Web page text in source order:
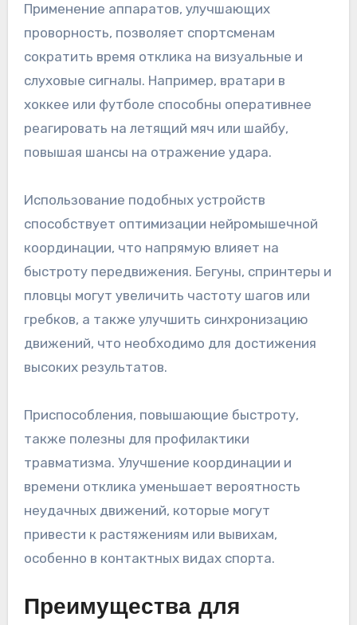
Применение аппаратов, улучшающих
проворность, позволяет спортсменам
сократить время отклика на визуальные и
слуховые сигналы. Например, вратари в
хоккее или футболе способны оперативнее
реагировать на летящий мяч или шайбу,
повышая шансы на отражение удара.
Использование подобных устройств
способствует оптимизации нейромышечной
координации, что напрямую влияет на
быстроту передвижения. Бегуны, спринтеры и
пловцы могут увеличить частоту шагов или
гребков, а также улучшить синхронизацию
движений, что необходимо для достижения
высоких результатов.
Приспособления, повышающие быстроту,
также полезны для профилактики
травматизма. Улучшение координации и
времени отклика уменьшает вероятность
неудачных движений, которые могут
привести к растяжениям или вывихам,
особенно в контактных видах спорта.
Преимущества для